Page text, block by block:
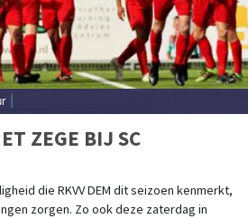
ZEGE BIJ SC
die RKVV DEM dit seizoen kenmerkt,
zorgen. Zo ook deze zaterdag in